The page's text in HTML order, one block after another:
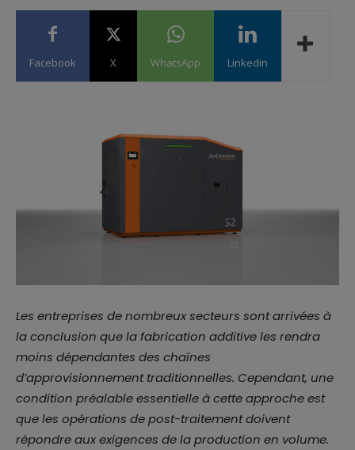
Facebook X WhatsApp Linkedin
Les entreprises de nombreux secteurs sont arrivées à
la conclusion que la fabrication additive les rendra
moins dépendantes des chaînes
d’approvisionnement traditionnelles. Cependant, une
condition préalable essentielle à cette approche est
que les opérations de post-traitement doivent
répondre aux exigences de la production en volume.